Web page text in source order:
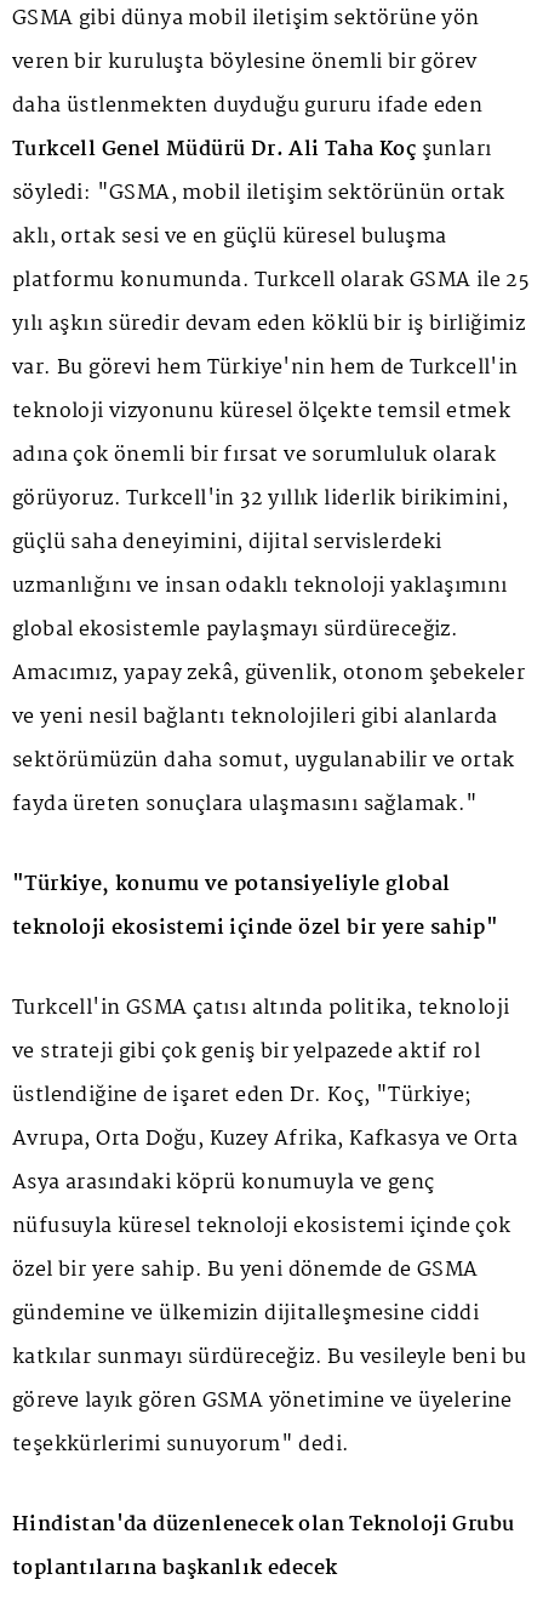
GSMA gibi dünya mobil iletişim sektörüne yön
veren bir kuruluşta böylesine önemli bir görev
daha üstlenmekten duyduğu gururu ifade eden
Turkcell Genel Müdürü Dr. Ali Taha Koç şunları
söyledi: "GSMA, mobil iletişim sektörünün ortak
aklı, ortak sesi ve en güçlü küresel buluşma
platformu konumunda. Turkcell olarak GSMA ile 25
yılı aşkın süredir devam eden köklü bir iş birliğimiz
var. Bu görevi hem Türkiye'nin hem de Turkcell'in
teknoloji vizyonunu küresel ölçekte temsil etmek
adına çok önemli bir fırsat ve sorumluluk olarak
görüyoruz. Turkcell'in 32 yıllık liderlik birikimini,
güçlü saha deneyimini, dijital servislerdeki
uzmanlığını ve insan odaklı teknoloji yaklaşımını
global ekosistemle paylaşmayı sürdüreceğiz.
Amacımız, yapay zekâ, güvenlik, otonom şebekeler
ve yeni nesil bağlantı teknolojileri gibi alanlarda
sektörümüzün daha somut, uygulanabilir ve ortak
fayda üreten sonuçlara ulaşmasını sağlamak."
"Türkiye, konumu ve potansiyeliyle global
teknoloji ekosistemi içinde özel bir yere sahip"
Turkcell'in GSMA çatısı altında politika, teknoloji
ve strateji gibi çok geniş bir yelpazede aktif rol
üstlendiğine de işaret eden Dr. Koç, "Türkiye;
Avrupa, Orta Doğu, Kuzey Afrika, Kafkasya ve Orta
Asya arasındaki köprü konumuyla ve genç
nüfusuyla küresel teknoloji ekosistemi içinde çok
özel bir yere sahip. Bu yeni dönemde de GSMA
gündemine ve ülkemizin dijitalleşmesine ciddi
katkılar sunmayı sürdüreceğiz. Bu vesileyle beni bu
göreve layık gören GSMA yönetimine ve üyelerine
teşekkürlerimi sunuyorum" dedi.
Hindistan'da düzenlenecek olan Teknoloji Grubu
toplantılarına başkanlık edecek